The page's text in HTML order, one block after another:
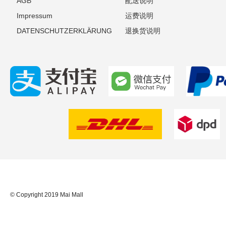
Impressum
DATENSCHUTZERKLÄRUNG
运费说明
退换货说明
© Copyright 2019 Mai Mall